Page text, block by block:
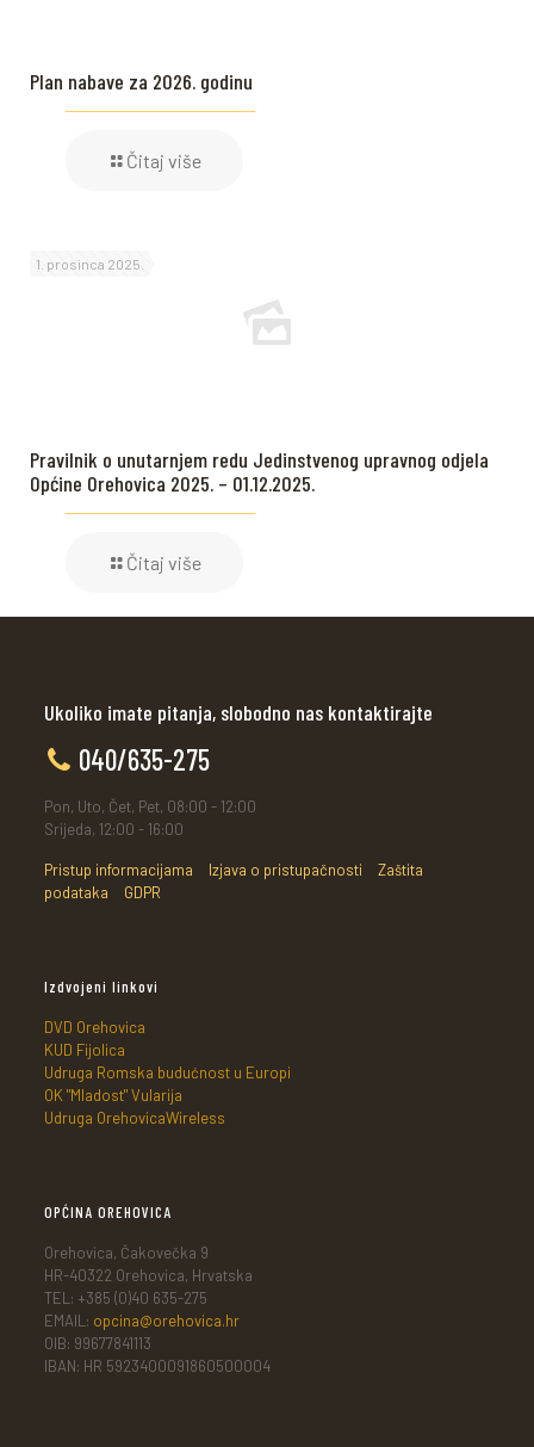
Plan nabave za 2026. godinu
Čitaj više
1. prosinca 2025.
Pravilnik o unutarnjem redu Jedinstvenog upravnog odjela
Općine Orehovica 2025. – 01.12.2025.
Čitaj više
Ukoliko imate pitanja, slobodno nas kontaktirajte
040/635-275
Pon, Uto, Čet, Pet, 08:00 - 12:00
Srijeda, 12:00 - 16:00
Pristup informacijama Izjava o pristupačnosti
Zaštita
podataka
GDPR
Izdvojeni linkovi
DVD Orehovica
KUD Fijolica
Udruga Romska budućnost u Europi
OK "Mladost" Vularija
Udruga OrehovicaWireless
OPĆINA OREHOVICA
Orehovica, Čakovečka 9
HR-40322 Orehovica, Hrvatska
TEL: +385 (0)40 635-275
EMAIL: opcina@orehovica.hr
OIB: 99677841113
IBAN: HR 5923400091860500004